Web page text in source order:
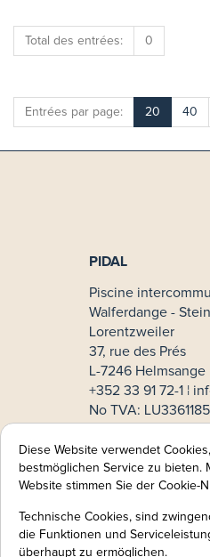
Total des entrées: 0
Entrées par page: 20 40
PIDAL
Piscine
Walferdange -
Lorentzweiler
37, rue des Prés
L-7246 Helmsange
+352 33 91 72-1 ¦
No TVA:
MasterCard
VISA
Informations
Diese Website verwendet
bestmöglichen Service zu bieten.
Website stimmen Sie der Cookie-
Technische Cookies, sind
die Funktionen und
überhaupt zu ermöglichen.